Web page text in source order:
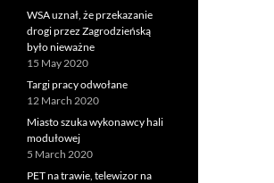
WSA uznał, że przekazanie
drogi przez Zagrodzieńską
było nieważne
15 May 2020
Targi pracy odwołane
12 March 2020
Miasto szuka wykonawcy hali
modułowej
5 March 2020
PET na trawie, telewizor na